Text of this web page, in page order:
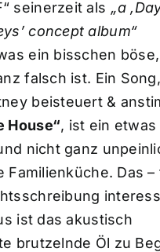
seinerzeit als „a
concept album“
ein bisschen
falsch ist. Ein
beisteuert &
House“, ist ein etwas
nicht ganz
Familienküche. Das
ist das akustisch
brutzelnde Öl zu